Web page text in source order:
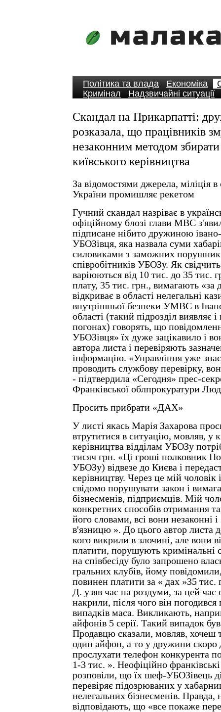
Політика та влада Економіка
Кримінал
Надзвичайні ситуації
Скандал на Прикарпатті:
розказала, що працівників
незаконним методом
київського керівництва
За відомостями джерела, міліція в
України промишляє рекетом
Гучний скандал назріває в
офіційному блозі глави МВС
підписане нібито дружиною
УБОЗівця, яка назвала суми
силовиками з заможних
співробітників УБОЗу. Як
варіюються від 10 тис. до 35 тис.
плату, 35 тис. грн., вимагають «за
відкриває в області нелегальні
внутрішньої безпеки УМВС в
області (такий підрозділ виявляє
погонах) говорять, що
УБОЗівця» їх дуже зацікавило і
автора листа і перевіряють
інформацію. «Управління уже
проводить службову перевірку,
- підтвердила «Сегодня» прес-
Франківської облпрокуратури
Просить прибрати «ДАХ»
У листі якась Марія Захарова
втрутитися в ситуацію, мовляв, у
керівництва відділам УБОЗу
тисяч грн. «Ці гроші полковник
УБОЗу) відвезе до Києва і
керівництву. Через це мій чоловік
свідомо порушувати закон і
бізнесменів, підприємців. Мій
конкретних способів отримання
його словами, всі вони незаконні і
в'язницю ». До цього автор листа
кого викрили в злочині, але вони
платити, порушують кримінальні
на співбесіду було запрошено
гральних клубів, йому
повинен платити за « дах »35 тис.
Д. узяв час на роздуми, за цей час
накрили, після чого він
випадків маса. Викликають,
айфонів 5 серії. Такий випадок
Продавцю сказали, мовляв, хочеш
один айфон, а то у дружини
прослухати телефон конкурента
1-3 тис. ». Неофіційно
розповіли, що їх шеф-УБОЗівець
перевіряє підозрюваних у
нелегальних бізнесменів. Правда,
відповідають, що «все покаже